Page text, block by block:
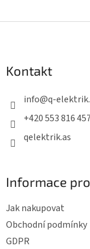
p
aKontakt
info@q-
+420 553 816
qelektrik.as
Informace
Jak nakupovat
Obchodní podmínky
GDPR